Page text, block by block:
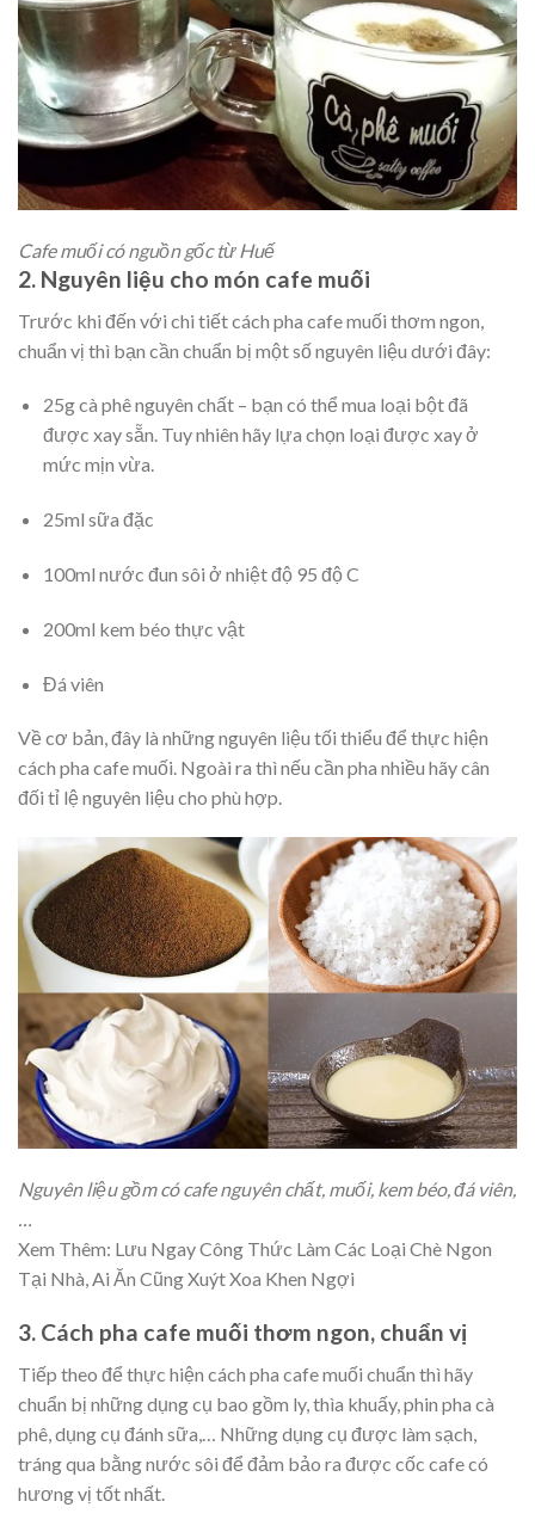
Cafe muối có nguồn gốc từ Huế
2. Nguyên liệu cho món cafe muối
Trước khi đến với chi tiết cách pha cafe muối thơm ngon,
chuẩn vị thì bạn cần chuẩn bị một số nguyên liệu dưới đây:
25g cà phê nguyên chất – bạn có thể mua loại bột đã
được xay sẵn. Tuy nhiên hãy lựa chọn loại được xay ở
mức mịn vừa.
25ml sữa đặc
100ml nước đun sôi ở nhiệt độ 95 độ C
200ml kem béo thực vật
Đá viên
Về cơ bản, đây là những nguyên liệu tối thiểu để thực hiện
cách pha cafe muối. Ngoài ra thì nếu cần pha nhiều hãy cân
đối tỉ lệ nguyên liệu cho phù hợp.
Nguyên liệu gồm có cafe nguyên chất, muối, kem béo, đá viên,
…
Xem Thêm: Lưu Ngay Công Thức Làm Các Loại Chè Ngon
Tại Nhà, Ai Ăn Cũng Xuýt Xoa Khen Ngợi
3. Cách pha cafe muối thơm ngon, chuẩn vị
Tiếp theo để thực hiện cách pha cafe muối chuẩn thì hãy
chuẩn bị những dụng cụ bao gồm ly, thìa khuấy, phin pha cà
phê, dụng cụ đánh sữa,… Những dụng cụ được làm sạch,
tráng qua bằng nước sôi để đảm bảo ra được cốc cafe có
hương vị tốt nhất.